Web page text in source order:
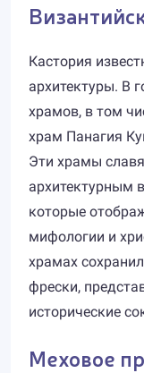
Кастория
архитектуры. В
храмов, в том
храм Панагия
Эти храмы
архитектурным
которые
мифологии и
храмах
фрески,
исторические
Меховое